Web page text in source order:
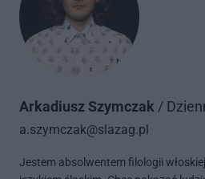
Arkadiusz Szymczak /
a.szymczak@slazag.pl
Jestem absolwentem filologii